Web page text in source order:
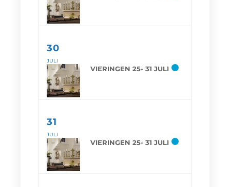
30
JULI
VIERINGEN 25- 31 JULI
31
JULI
VIERINGEN 25- 31 JULI